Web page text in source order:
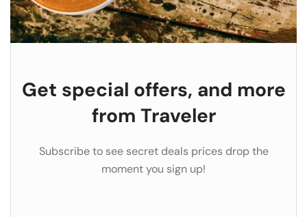
Get special offers, and more
from Traveler
Subscribe to see secret deals prices drop the
moment you sign up!